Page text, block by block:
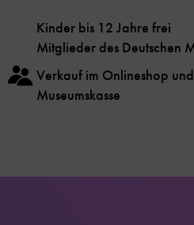
Kinder bis 12 Jahre frei
Mitglieder des Deutschen
Verkauf im Onlineshop
Museumskasse